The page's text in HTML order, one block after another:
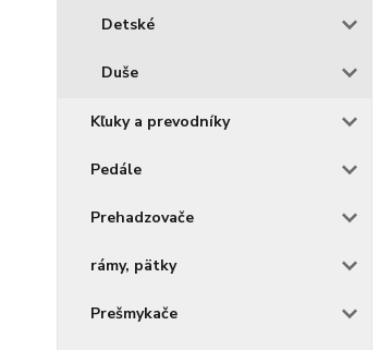
Detské
Duše
Kľuky a prevodníky
Pedále
Prehadzovače
rámy, pätky
Prešmykače